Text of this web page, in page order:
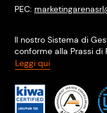
PEC:
Il nostro Sistema di
conforme alla Prassi di
Leggi qui